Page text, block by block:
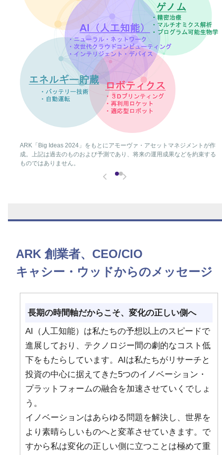
ARK「Big Ideas 2024」をもとにアモーヴァ・アセットマネジメントが作
成。上記は過去のものおよび予測であり、将来の運用成果などを約束する
ものではありません。
ARK 創業者、CEO/CIO
キャシー・ウッドからのメッセージ
長期の時間軸だからこそ、変化の正しい側へ
AI（人工知能）は私たちの予想以上のスピードで
進展しており、テクノロジー間の劇的なコスト低
下をもたらしています。AIは私たちがリサーチと
投資の中心に据えてきた5つのイノベーション・
プラットフォームの融合を加速させていくでしょ
う。
イノベーションはあらゆる問題を解決し、世界を
より素晴らしいものへと変革させていきます。で
すから私は変化の正しい側に立つことは極めて重